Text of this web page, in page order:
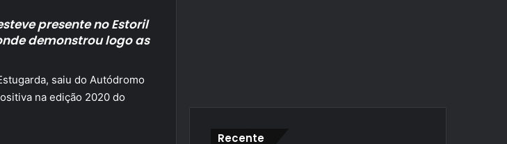
presente no Estoril
demonstrou logo as
saiu do Autódromo
na edição 2020 do
Recente